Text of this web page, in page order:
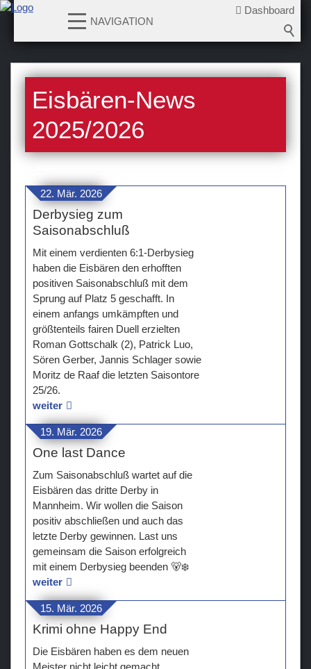
Dashboard
NAVIGATION
News
2026-2027
2025-2026
2024-2025
2022-2023
2021-2022
2020-2021
2018-2019
2017-2018
2016-2017
Teams
Verein
Sponsoren / Partner
Fanzone
Eisbären-News
2025/2026
22. Mär. 2026
Derbysieg zum
Saisonabschluß
Mit einem verdienten 6:1-Derbysieg
haben die Eisbären den erhofften
positiven Saisonabschluß mit dem
Sprung auf Platz 5 geschafft. In
einem anfangs umkämpften und
größtenteils fairen Duell erzielten
Roman Gottschalk (2), Patrick Luo,
Sören Gerber, Jannis Schlager sowie
Moritz de Raaf die letzten Saisontore
25/26.
weiter
19. Mär. 2026
One last Dance
Zum Saisonabschluß wartet auf die
Eisbären das dritte Derby in
Mannheim. Wir wollen die Saison
positiv abschließen und auch das
letzte Derby gewinnen. Last uns
gemeinsam die Saison erfolgreich
mit einem Derbysieg beenden 🐻‍❄️
weiter
15. Mär. 2026
Krimi ohne Happy End
Die Eisbären haben es dem neuen